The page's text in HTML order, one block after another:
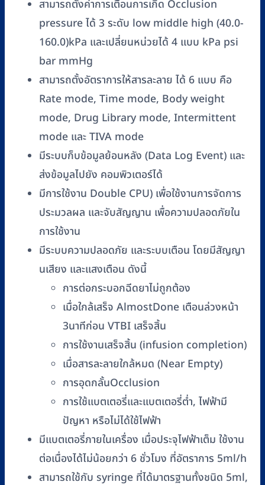
สามารถตั้งค่าการเตือนการเกิด Occlusion
pressure ได้ 3 ระดับ low middle high (40.0-
160.0)kPa และเปลี่ยนหน่วยได้ 4 แบบ kPa psi
bar mmHg
สามารถตั้งอัตราการให้สารละลาย ได้ 6 แบบ คือ
Rate mode, Time mode, Body weight
mode, Drug Library mode, Intermittent
mode และ TIVA mode
มีระบบก็บข้อมูลย้อนหลัง (Data Log Event) และ
ส่งข้อมูลไปยัง คอมพิวเตอร์ได้
มีการใช้งาน Double CPU) เพื่อใช้งานการจัดการ
ประมวลผล และจับสัญญาน เพื่อความปลอดภัยใน
การใช้งาน
มีระบบความปลอดภัย และระบบเตือน โดยมีสัญญา
นเสียง และแสงเตือน ดังนี้
การต่อกระบอกฉีดยาไม่ถูกต้อง
เมื่อใกล้เสร็จ AlmostDone เตือนล่วงหน้า
3นาทีก่อน VTBI เสร็จสิ้น
การใช้งานเสร็จสิ้น (infusion completion)
เมื่อสารละลายใกล้หมด (Near Empty)
การอุดกลั้นOcclusion
การใช้แบตเตอรี่และแบตเตอรี่ต่ำ, ไฟฟ้ามี
ปัญหา หรือไม่ได้ใช้ไฟฟ้า
มีแบตเตอรี่ภายในเครื่อง เมื่อประจุไฟฟ้าเต็ม ใช้งาน
ต่อเนื่องได้ไม่น้อยกว่า 6 ชั่วโมง ที่อัตราการ 5ml/h
สามารถใช้กับ syringe ที่ได้มาตรฐานทั้งชนิด 5ml,